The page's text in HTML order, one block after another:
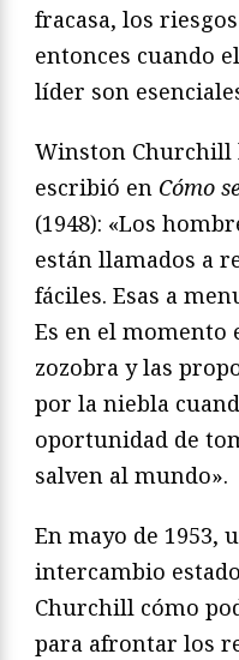
fracasa, los
entonces cuando
líder son
Winston Churchill
escribió en Cómo
(1948): «Los
están llamados a
fáciles. Esas a
Es en el
zozobra y las
por la niebla
oportunidad de
salven al mundo».
En mayo de 1953,
intercambio
Churchill cómo
para afrontar los